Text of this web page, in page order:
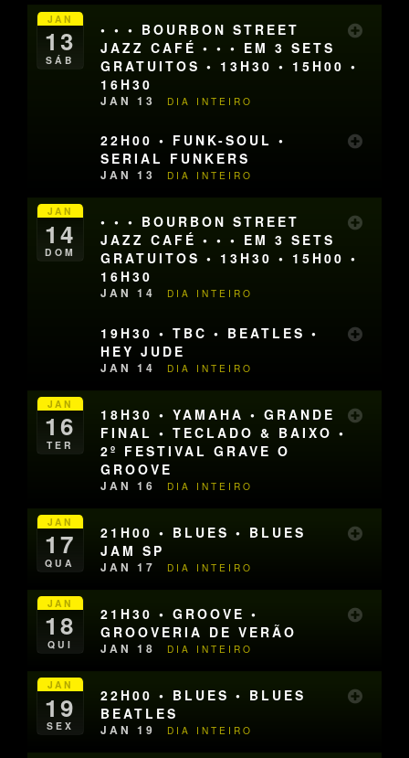
JAN
13
SÁB
• • • BOURBON STREET
JAZZ CAFÉ • • • EM 3 SETS
GRATUITOS • 13H30 • 15H00 •
16H30
JAN 13 DIA INTEIRO
22H00 • FUNK-SOUL •
SERIAL FUNKERS
JAN 13 DIA INTEIRO
JAN
14
DOM
• • • BOURBON STREET
JAZZ CAFÉ • • • EM 3 SETS
GRATUITOS • 13H30 • 15H00 •
16H30
JAN 14 DIA INTEIRO
19H30 • TBC • BEATLES •
HEY JUDE
JAN 14 DIA INTEIRO
JAN
16
TER
18H30 • YAMAHA • GRANDE
FINAL • TECLADO & BAIXO •
2º FESTIVAL GRAVE O
GROOVE
JAN 16 DIA INTEIRO
JAN
17
QUA
21H00 • BLUES • BLUES
JAM SP
JAN 17 DIA INTEIRO
JAN
18
QUI
21H30 • GROOVE •
GROOVERIA DE VERÃO
JAN 18 DIA INTEIRO
JAN
19
SEX
22H00 • BLUES • BLUES
BEATLES
JAN 19 DIA INTEIRO